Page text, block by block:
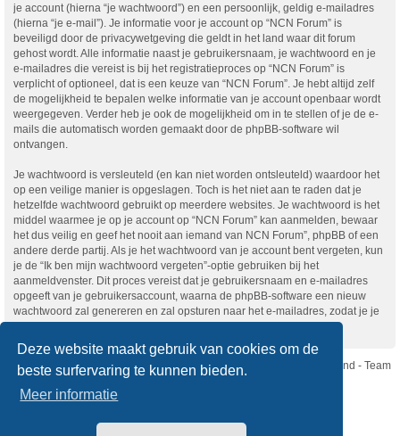
Deze website maakt gebruik van cookies om de
beste surfervaring te kunnen bieden.
Meer informatie
je account (hierna “je wachtwoord”) en een persoonlijk, geldig e-mailadres
(hierna “je e-mail”). Je informatie voor je account op “NCN Forum” is
beveiligd door de privacywetgeving die geldt in het land waar dit forum
gehost wordt. Alle informatie naast je gebruikersnaam, je wachtwoord en je
e-mailadres die vereist is bij het registratieproces op “NCN Forum” is
verplicht of optioneel, dat is een keuze van “NCN Forum”. Je hebt altijd zelf
de mogelijkheid te bepalen welke informatie van je account openbaar wordt
weergegeven. Verder heb je ook de mogelijkheid om in te stellen of je de e-
mails die automatisch worden gemaakt door de phpBB-software wil
ontvangen.
Je wachtwoord is versleuteld (en kan niet worden ontsleuteld) waardoor het
op een veilige manier is opgeslagen. Toch is het niet aan te raden dat je
hetzelfde wachtwoord gebruikt op meerdere websites. Je wachtwoord is het
middel waarmee je op je account op “NCN Forum” kan aanmelden, bewaar
het dus veilig en geef het nooit aan iemand van NCN Forum”, phpBB of een
andere derde partij. Als je het wachtwoord van je account bent vergeten, kun
je de “Ik ben mijn wachtwoord vergeten”-optie gebruiken bij het
aanmeldvenster. Dit proces vereist dat je gebruikersnaam en e-mailadres
opgeeft van je gebruikersaccount, waarna de phpBB-software een nieuw
wachtwoord zal genereren en zal opsturen naar het e-mailadres, zodat je je
opnieuw kunt aanmelden.
Nikon Club Nederland - Team
Forum
Copyright © Nikon Club Nederland 2023